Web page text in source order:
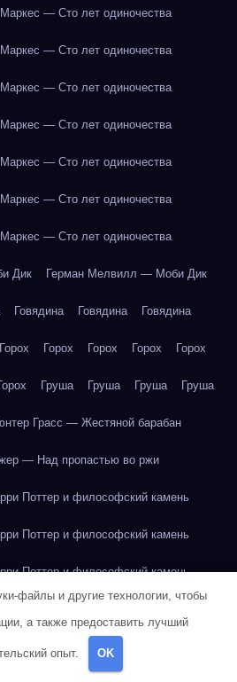
Маркес — Сто лет одиночества
Маркес — Сто лет одиночества
Маркес — Сто лет одиночества
Маркес — Сто лет одиночества
Маркес — Сто лет одиночества
Маркес — Сто лет одиночества
Маркес — Сто лет одиночества
Дик Герман Мелвилл — Моби Дик
Говядина Говядина Говядина
Горох Горох Горох Горох Горох
Груша Груша Груша Груша
Грасс — Жестяной барабан
— Над пропастью во ржи
Поттер и философский камень
Поттер и философский камень
Поттер и философский камень
Поттер и философский камень
файлы и другие технологии, чтобы
а также предоставить лучший
опыт. OK